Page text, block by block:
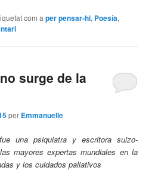
com a per pensar-hi, Poesía,
surge de la
per Emmanuelle
una psiquiatra y escritora suizo-
mayores expertas mundiales en la
y los cuidados paliativos